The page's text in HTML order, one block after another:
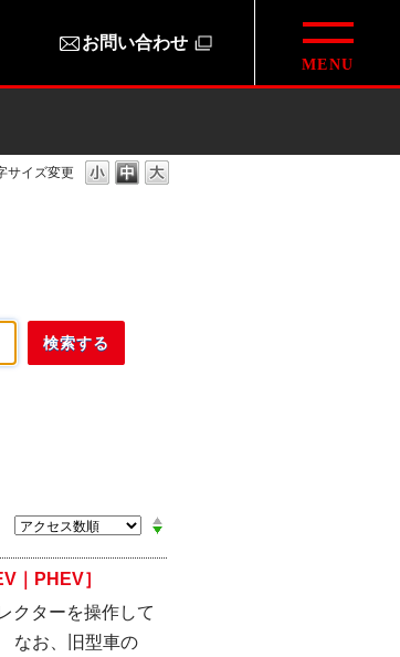
お問い合わせ
サイズ変更
｜PHEV］
クターを操作して
なお、旧型車の